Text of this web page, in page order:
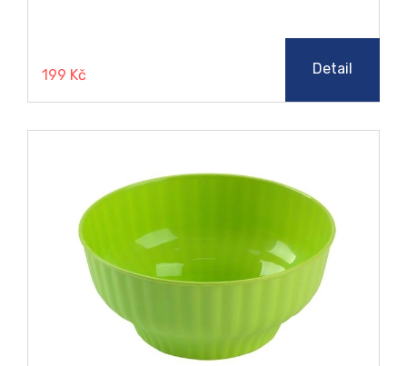
199 Kč Detail